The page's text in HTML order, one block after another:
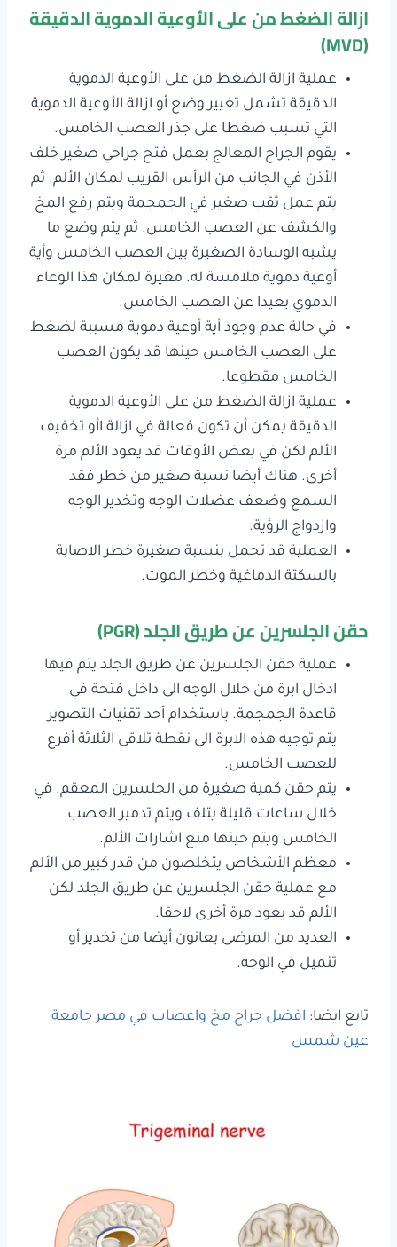
ازالة الضغط من على الأوعية الدموية الدقيقة
(MVD)
عملية ازالة الضغط من على الأوعية الدموية
الدقيقة تشمل تغيير وضع أو ازالة الأوعية الدموية
التي تسبب ضغطا على جذر العصب الخامس.
يقوم الجراح المعالج بعمل فتح جراحي صغير خلف
الأذن في الجانب من الرأس القريب لمكان الألم. ثم
يتم عمل ثقب صغير في الجمجمة ويتم رفع المخ
والكشف عن العصب الخامس. ثم يتم وضع ما
يشبه الوسادة الصغيرة بين العصب الخامس وأية
أوعية دموية ملامسة له. مغيرة لمكان هذا الوعاء
الدموي بعيدا عن العصب الخامس.
في حالة عدم وجود أية أوعية دموية مسببة لضغط
على العصب الخامس حينها قد يكون العصب
الخامس مقطوعا.
عملية ازالة الضغط من على الأوعية الدموية
الدقيقة يمكن أن تكون فعالة في ازالة اأو تخفيف
الألم لكن في بعض الأوقات قد يعود الألم مرة
أخرى. هناك أيضا نسبة صغير من خطر فقد
السمع وضعف عضلات الوجه وتخدير الوجه
وازدواج الرؤية.
العملية قد تحمل بنسبة صغيرة خطر الاصابة
بالسكتة الدماغية وخطر الموت.
حقن الجلسرين عن طريق الجلد(PGR)
عملية حقن الجلسرين عن طريق الجلد يتم فيها
ادخال ابرة من خلال الوجه الى داخل فتحة في
قاعدة الجمجمة. باستخدام أحد تقنيات التصوير
يتم توجيه هذه الابرة الى نقطة تلاقى الثلاثة أفرع
للعصب الخامس.
يتم حقن كمية صغيرة من الجلسرين المعقم. في
خلال ساعات قليلة يتلف ويتم تدمير العصب
الخامس ويتم حينها منع اشارات الألم.
معظم الأشخاص يتخلصون من قدر كبير من الألم
مع عملية حقن الجلسرين عن طريق الجلد لكن
الألم قد يعود مرة أخرى لاحقا.
العديد من المرضى يعانون أيضا من تخدير أو
تنميل في الوجه.
تابع ايضا: افضل جراح مخ واعصاب في مصر جامعة
عين شمس